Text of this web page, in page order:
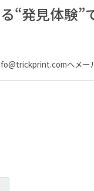
“発見体験
へメー